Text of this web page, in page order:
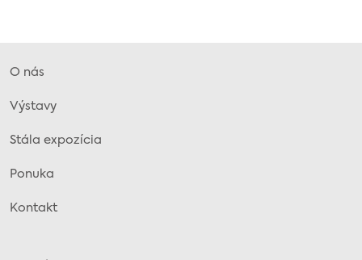
O nás
Výstavy
Stála expozícia
Ponuka
Kontakt